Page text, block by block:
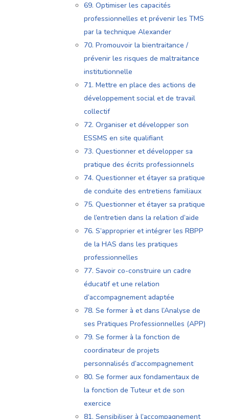
69. Optimiser les capacités
professionnelles et prévenir les TMS
par la technique Alexander
70. Promouvoir la bientraitance /
prévenir les risques de maltraitance
institutionnelle
71. Mettre en place des actions de
développement social et de travail
collectif
72. Organiser et développer son
ESSMS en site qualifiant
73. Questionner et développer sa
pratique des écrits professionnels
74. Questionner et étayer sa pratique
de conduite des entretiens familiaux
75. Questionner et étayer sa pratique
de l’entretien dans la relation d’aide
76. S’approprier et intégrer les RBPP
de la HAS dans les pratiques
professionnelles
77. Savoir co-construire un cadre
éducatif et une relation
d’accompagnement adaptée
78. Se former à et dans l’Analyse de
ses Pratiques Professionnelles (APP)
79. Se former à la fonction de
coordinateur de projets
personnalisés d’accompagnement
80. Se former aux fondamentaux de
la fonction de Tuteur et de son
exercice
81. Sensibiliser à l’accompagnement